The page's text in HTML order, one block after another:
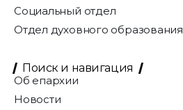
Социальный отдел
Отдел духовного образования
Поиск и навигация
Об епархии
Новости